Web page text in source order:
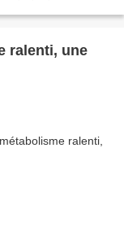
ralenti, une